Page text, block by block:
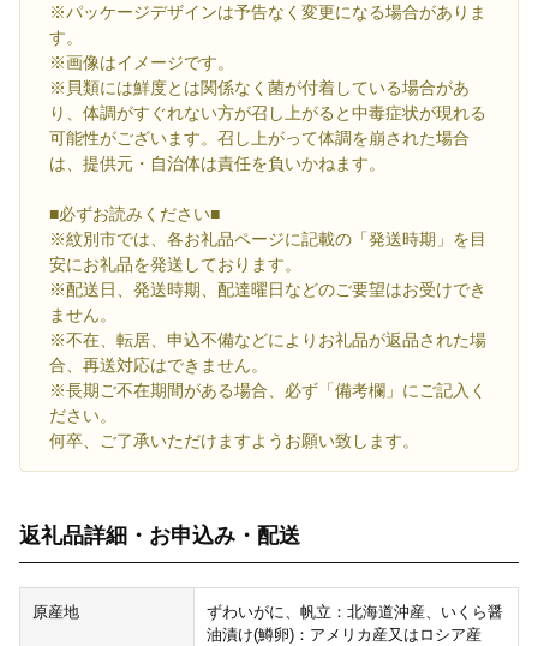
※パッケージデザインは予告なく変更になる場合がありま
す。
※画像はイメージです。
※貝類には鮮度とは関係なく菌が付着している場合があ
り、体調がすぐれない方が召し上がると中毒症状が現れる
可能性がございます。召し上がって体調を崩された場合
は、提供元・自治体は責任を負いかねます。
■必ずお読みください■
※紋別市では、各お礼品ページに記載の「発送時期」を目
安にお礼品を発送しております。
※配送日、発送時期、配達曜日などのご要望はお受けでき
ません。
※不在、転居、申込不備などによりお礼品が返品された場
合、再送対応はできません。
※長期ご不在期間がある場合、必ず「備考欄」にご記入く
ださい。
何卒、ご了承いただけますようお願い致します。
返礼品詳細・お申込み・配送
原産地
ずわいがに、帆立：北海道沖産、いくら醤
油漬け(鱒卵)：アメリカ産又はロシア産